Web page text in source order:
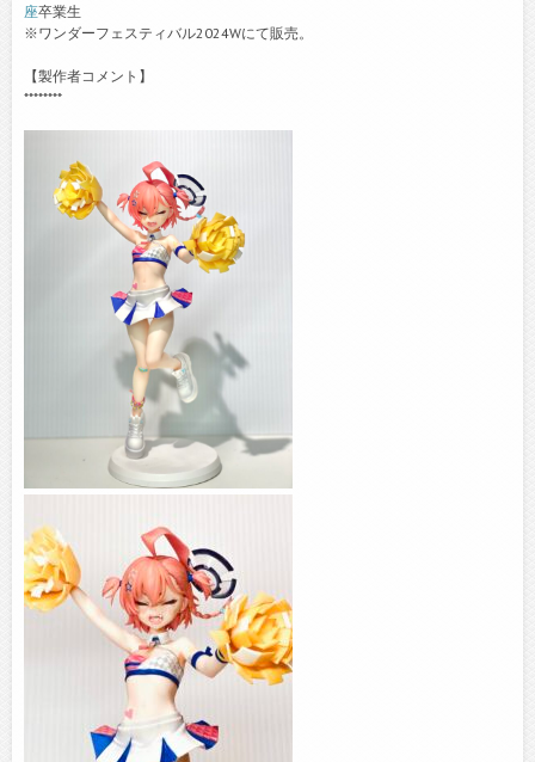
座卒業生
※ワンダーフェスティバル2024Wにて販売。
【製作者コメント】
********